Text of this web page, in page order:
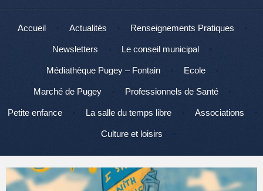
Menu
Aller au contenu
Accueil Actualités Renseignements Pratiques
Newsletters Le conseil municipal
Médiathèque Pugey – Fontain Ecole
Marché de Pugey Professionnels de Santé
Petite enfance La salle du temps libre Associations
Culture et loisirs